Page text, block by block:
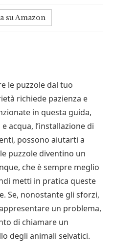
su Amazon
le puzzole dal tuo
richiede pazienza e
in questa guida,
acqua, l’installazione di
possono aiutarti a
puzzole diventino un
che è sempre meglio
metti in pratica queste
Se, nonostante gli sforzi,
un problema,
di chiamare un
degli animali selvatici.